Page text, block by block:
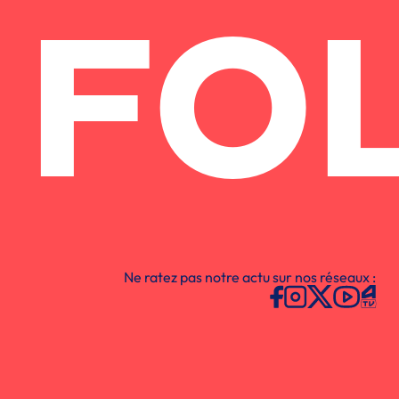
Ne ratez pas notre actu sur nos réseaux :